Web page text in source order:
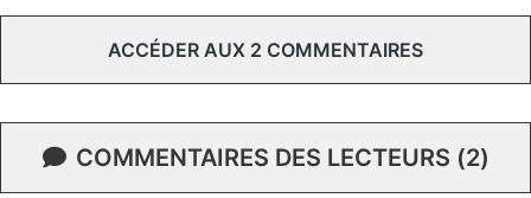
ACCÉDER AUX 2 COMMENTAIRES
COMMENTAIRES DES LECTEURS (2)